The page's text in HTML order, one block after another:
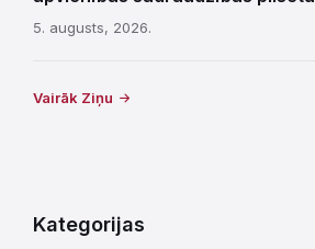
5. augusts, 2026.
Vairāk Ziņu
Kategorijas